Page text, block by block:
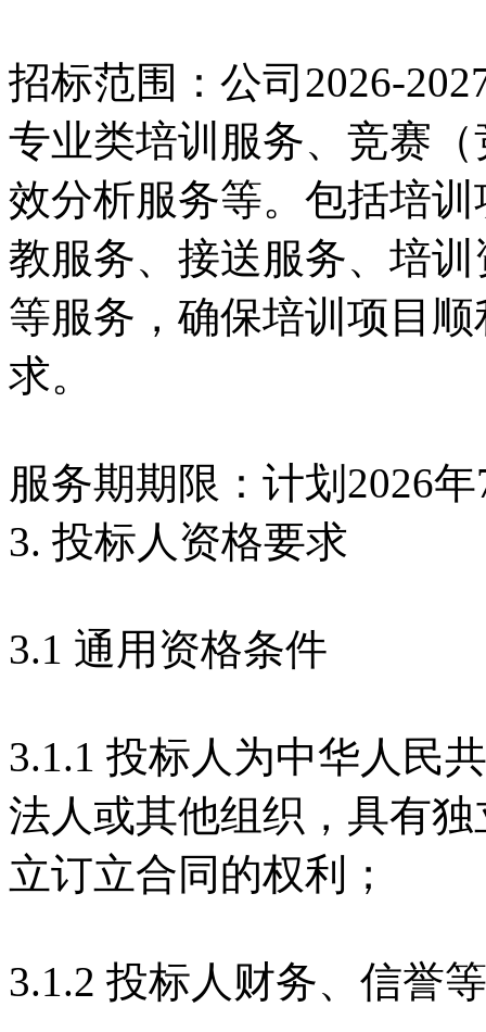
招标范围：公司2026-
专业类培训服务、竞赛
效分析服务等。包括培
教服务、接送服务、培
等服务，确保培训项目
求。
服务期期限：计划2026
3. 投标人资格要求
3.1 通用资格条件
3.1.1 投标人为中华人民
法人或其他组织，具有
立订立合同的权利；
3.1.2 投标人财务、信誉